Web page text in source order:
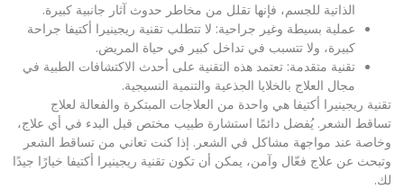
الذاتية للجسم، فإنها تقلل من مخاطر حدوث آثار جانبية كبيرة.
عملية بسيطة وغير جراحية: لا تتطلب تقنية ريجينيرا أكتيفا جراحة
كبيرة، ولا تتسبب في تداخل كبير في حياة المريض.
تقنية متقدمة: تعتمد هذه التقنية على أحدث الاكتشافات الطبية في
مجال العلاج بالخلايا الجذعية والتنمية النسيجية.
تقنية ريجينيرا أكتيفا هي واحدة من العلاجات المبتكرة والفعالة لعلاج
تساقط الشعر. يُفضل دائمًا استشارة طبيب مختص قبل البدء في أي علاج،
وخاصة عند مواجهة مشاكل في الشعر. إذا كنت تعاني من تساقط الشعر
وتبحث عن علاج فعّال وآمن، يمكن أن تكون تقنية ريجينيرا أكتيفا خيارًا جيدًا
لك.